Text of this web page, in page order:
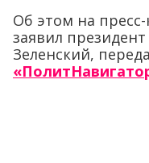
Об этом на
заявил
Зеленский,